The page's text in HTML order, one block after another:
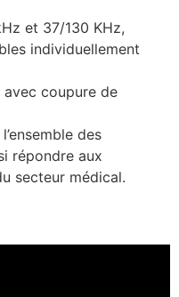
et 37/130 KHz,
individuellement
coupure de
des
répondre aux
secteur médical.